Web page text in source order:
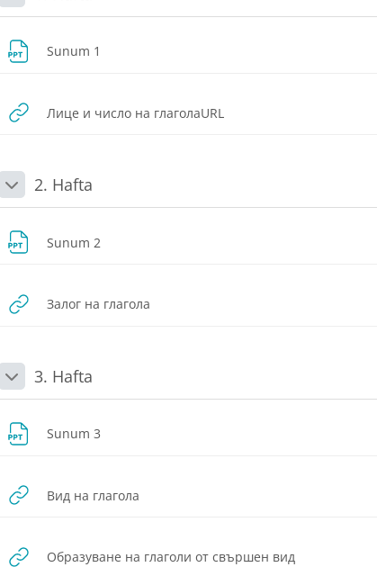
Sunum 1
Лице и число на глаголаURL
Daralt2. Hafta
Sunum 2
Залог на глаголаURL
Daralt3. Hafta
Sunum 3
Вид на глаголаURL
Образуване на глаголи от свършен видURL